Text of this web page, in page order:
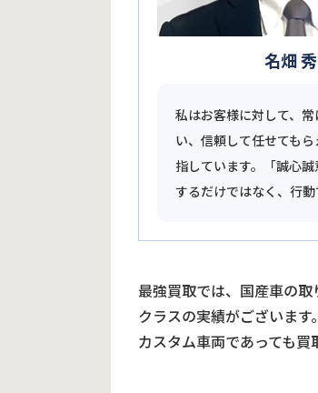
名畑
私はお客様に対して、
い、信頼して任せても
指しています。「誠心
するだけではなく、行
最強買取では、国産車の
クラスの実績がございます。
カスタム車両であっても買